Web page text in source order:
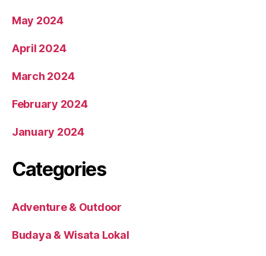
May 2024
April 2024
March 2024
February 2024
January 2024
Categories
Adventure & Outdoor
Budaya & Wisata Lokal